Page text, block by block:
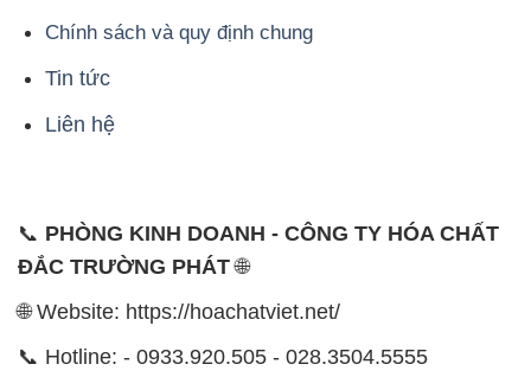
Chính sách và quy định chung
Tin tức
Liên hệ
📞 PHÒNG KINH DOANH - CÔNG TY HÓA CHẤT
ĐẮC TRƯỜNG PHÁT🌐
🌐 Website: https://hoachatviet.net/
📞 Hotline: - 0933.920.505 - 028.3504.5555